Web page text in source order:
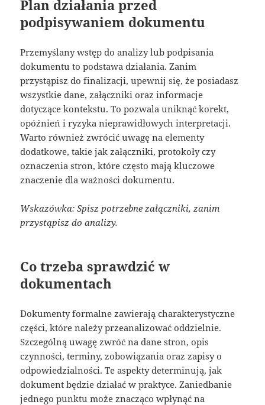
Plan działania przed
podpisywaniem dokumentu
Przemyślany wstęp do analizy lub podpisania
dokumentu to podstawa działania. Zanim
przystąpisz do finalizacji, upewnij się, że posiadasz
wszystkie dane, załączniki oraz informacje
dotyczące kontekstu. To pozwala uniknąć korekt,
opóźnień i ryzyka nieprawidłowych interpretacji.
Warto również zwrócić uwagę na elementy
dodatkowe, takie jak załączniki, protokoły czy
oznaczenia stron, które często mają kluczowe
znaczenie dla ważności dokumentu.
Wskazówka: Spisz potrzebne załączniki, zanim
przystąpisz do analizy.
Co trzeba sprawdzić w
dokumentach
Dokumenty formalne zawierają charakterystyczne
części, które należy przeanalizować oddzielnie.
Szczególną uwagę zwróć na dane stron, opis
czynności, terminy, zobowiązania oraz zapisy o
odpowiedzialności. Te aspekty determinują, jak
dokument będzie działać w praktyce. Zaniedbanie
jednego punktu może znacząco wpłynąć na